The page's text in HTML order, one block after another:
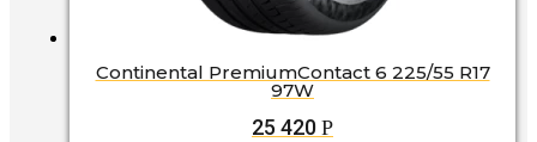
Continental PremiumContact 6 225/55 R17
97W
25 420 Р